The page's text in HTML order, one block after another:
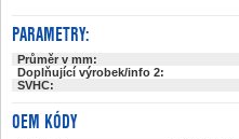
PARAMETRY:
Průměr v mm:
Doplňující výrobek/info 2:
SVHC:
OEM KÓDY